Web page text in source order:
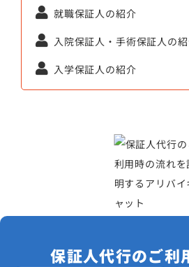
就職保証人の紹介
入院保証人・手術保証人の
入学保証人の紹介
保証人代行のご利